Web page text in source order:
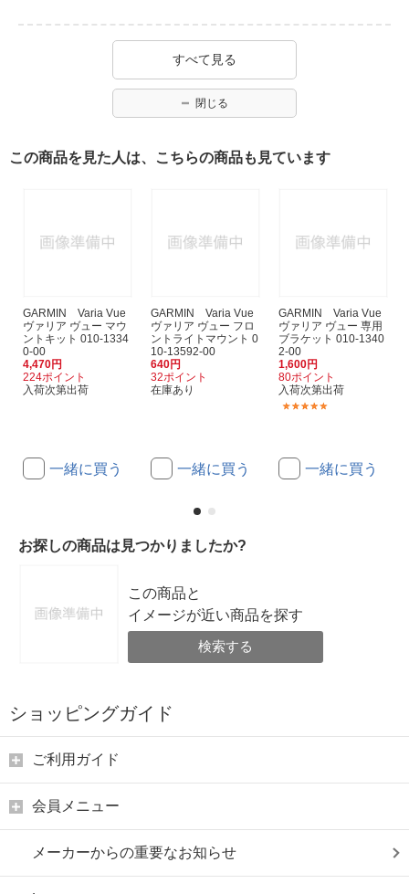
すべて見る
閉じる
この商品を見た人は、こちらの商品も見ています
GARMIN Varia Vue
ヴァリア ヴュー マウ
ントキット 010-1334
0-00
4,470円
224ポイント
入荷次第出荷
一緒に買う
GARMIN Varia Vue
ヴァリア ヴュー フロ
ントライトマウント 0
10-13592-00
640円
32ポイント
在庫あり
一緒に買う
GARMIN Varia Vue
ヴァリア ヴュー 専用
ブラケット 010-1340
2-00
1,600円
80ポイント
入荷次第出荷
一緒に買う
お探しの商品は見つかりましたか?
この商品と
イメージが近い商品を探す
検索する
ショッピングガイド
ご利用ガイド
会員メニュー
メーカーからの重要なお知らせ